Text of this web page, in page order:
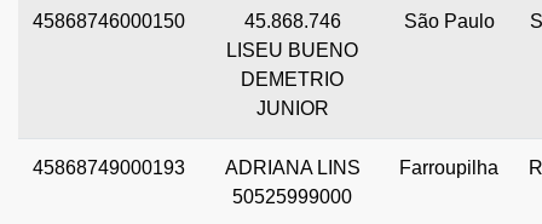
45868746000150
45.868.746
LISEU BUENO
DEMETRIO
JUNIOR
São Paulo
45868749000193
ADRIANA LINS
50525999000
Farroupilha